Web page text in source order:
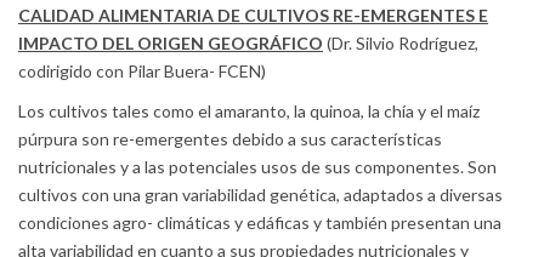
CALIDAD ALIMENTARIA DE CULTIVOS RE-EMERGENTES E
IMPACTO DEL ORIGEN GEOGRÁFICO (Dr. Silvio Rodríguez,
codirigido con Pilar Buera- FCEN)
Los cultivos tales como el amaranto, la quinoa, la chía y el maíz
púrpura son re-emergentes debido a sus características
nutricionales y a las potenciales usos de sus componentes. Son
cultivos con una gran variabilidad genética, adaptados a diversas
condiciones agro- climáticas y edáficas y también presentan una
alta variabilidad en cuanto a sus propiedades nutricionales y